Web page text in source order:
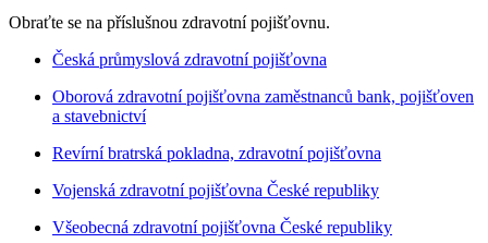
Obraťte se na příslušnou zdravotní pojišťovnu.
Česká průmyslová zdravotní pojišťovna
Oborová zdravotní pojišťovna zaměstnanců bank, pojišťoven
a stavebnictví
Revírní bratrská pokladna, zdravotní pojišťovna
Vojenská zdravotní pojišťovna České republiky
Všeobecná zdravotní pojišťovna České republiky